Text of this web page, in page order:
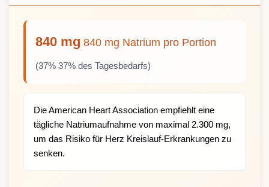
840 mg 840 mg Natrium pro Portion
(37% 37% des Tagesbedarfs)
Die American Heart Association empfiehlt eine
tägliche Natriumaufnahme von maximal 2.300 mg,
um das Risiko für Herz Kreislauf-Erkrankungen zu
senken.